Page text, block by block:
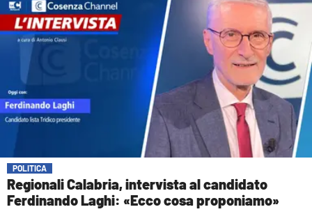
POLITICA
Regionali Calabria, intervista al candidato
Ferdinando Laghi: «Ecco cosa proponiamo»